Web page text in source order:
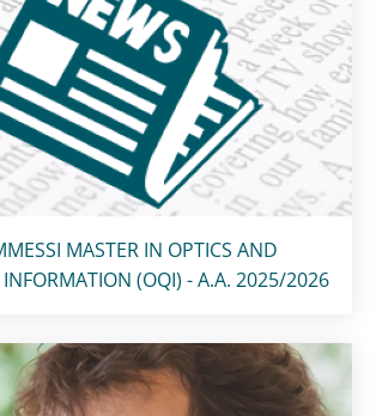
:
MASTER IN OPTICS AND
(OQI) - A.A. 2025/2026